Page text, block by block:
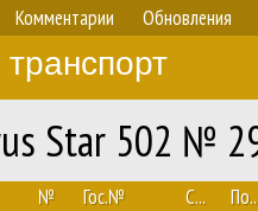
Комментарии Обновления
Star 502 №
№ Гос.№ С...